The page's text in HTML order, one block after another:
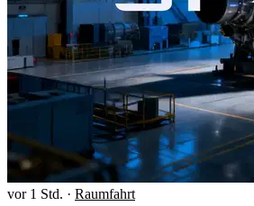
vor 1 Std. · Raumfahrt